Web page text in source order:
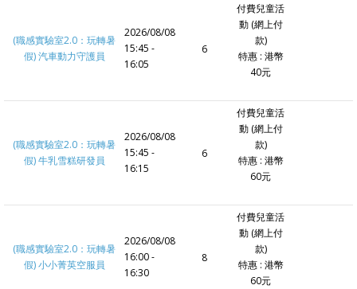
(職感實驗室2.0：玩轉暑
假) 汽車動力守護員
2026/08/08
15:45 -
16:05
6
付費兒童活
動 (網上付
款)
特惠 : 港幣
40元
(職感實驗室2.0：玩轉暑
假) 牛乳雪糕研發員
2026/08/08
15:45 -
16:15
6
付費兒童活
動 (網上付
款)
特惠 : 港幣
60元
(職感實驗室2.0：玩轉暑
假) 小小菁英空服員
2026/08/08
16:00 -
16:30
8
付費兒童活
動 (網上付
款)
特惠 : 港幣
60元